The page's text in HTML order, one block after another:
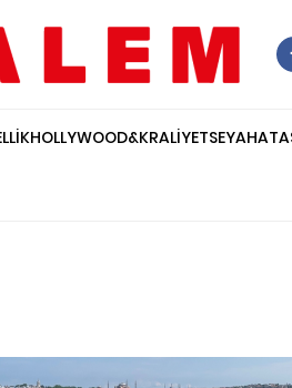
HOLLYWOOD&KRALİYETSEYAHAT